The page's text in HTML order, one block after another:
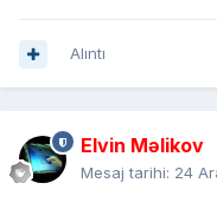
Alıntı
Elvin Məlikov
Mesaj tarihi: 24